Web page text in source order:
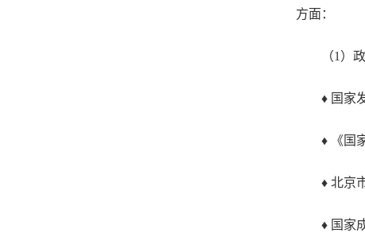
方面：
（1）政
♦ 国家发
♦ 《国家
♦ 北京市
♦ 国家成